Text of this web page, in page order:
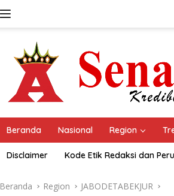
Beranda Nasional Region
Disclaimer Kode Etik Redaksi dan
Beranda Region JABODETABEKJUR